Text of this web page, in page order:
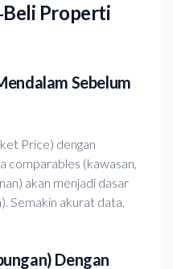
Properti
Sebelum
Price) dengan
comparables (kawasan,
akan menjadi dasar
Semakin akurat data,
Dengan